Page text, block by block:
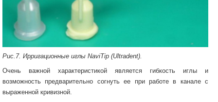
Рис.7. Ирригационные иглы NaviTip (Ultradent).
Очень важной характеристикой является гибкость иглы и
возможность предварительно согнуть ее при работе в канале с
выраженной кривизной.